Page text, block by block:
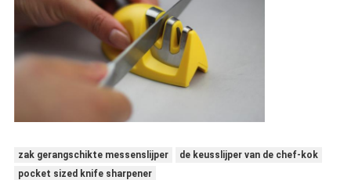
zak gerangschikte messenslijper
de keusslijper van de chef-kok
pocket sized knife sharpener